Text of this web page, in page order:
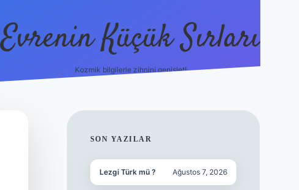
Evrenin Küçük Sırları
Kozmik bilgilerle zihnini genişlet!
SIDEBAR
SON YAZILAR
Lezgi Türk mü ? Ağustos 7, 2026
betcivdcasino güncel giriş ilbet yeni giriş